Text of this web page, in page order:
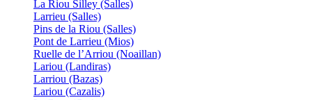
La Riou Silley (Salles)
Larrieu (Salles)
Pins de la Riou (Salles)
Pont de Larrieu (Mios)
Ruelle de l’Arriou (Noaillan)
Lariou (Landiras)
Larriou (Bazas)
Lariou (Cazalis)